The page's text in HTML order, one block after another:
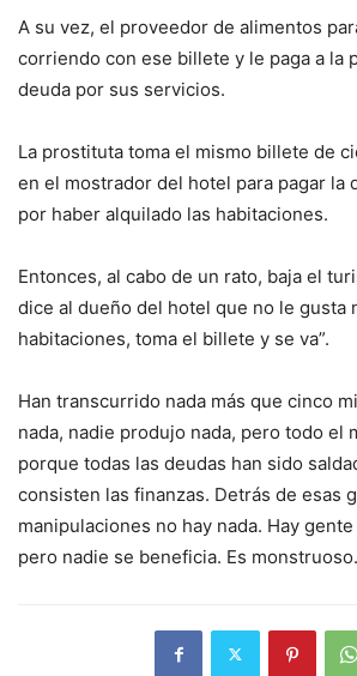
A su vez, el proveedor de alimentos
corriendo con ese billete y le paga a la
deuda por sus servicios.
La prostituta toma el mismo billete de
en el mostrador del hotel para pagar la
por haber alquilado las habitaciones.
Entonces, al cabo de un rato, baja el
dice al dueño del hotel que no le gusta
habitaciones, toma el billete y se va”.
Han transcurrido nada más que cinco
nada, nadie produjo nada, pero todo el
porque todas las deudas han sido
consisten las finanzas. Detrás de esas
manipulaciones no hay nada. Hay
pero nadie se beneficia. Es monstruoso.